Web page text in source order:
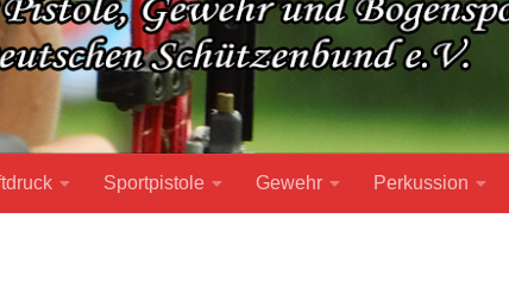
Sportpistole Gewehr Perkussion